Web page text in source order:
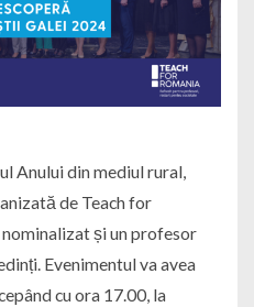
Anului din mediul rural,
de Teach for
nominalizat și un profesor
Evenimentul va avea
cu ora 17.00, la